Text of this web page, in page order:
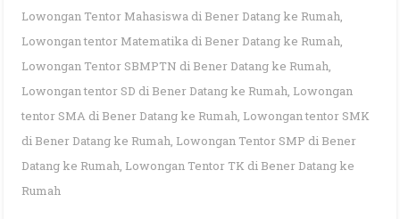
Lowongan Tentor Mahasiswa di Bener Datang ke Rumah,
Lowongan tentor Matematika di Bener Datang ke Rumah,
Lowongan Tentor SBMPTN di Bener Datang ke Rumah,
Lowongan tentor SD di Bener Datang ke Rumah, Lowongan
tentor SMA di Bener Datang ke Rumah, Lowongan tentor SMK
di Bener Datang ke Rumah, Lowongan Tentor SMP di Bener
Datang ke Rumah, Lowongan Tentor TK di Bener Datang ke
Rumah